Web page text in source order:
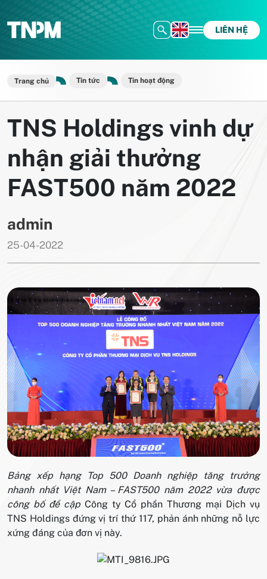
LIÊN HỆ
Trang chủ Tin tức Tin hoạt động
TNS Holdings vinh dự
nhận giải thưởng
FAST500 năm 2022
admin
25-04-2022
Bảng xếp hạng Top 500 Doanh nghiệp tăng trưởng
nhanh nhất Việt Nam – FAST500 năm 2022 vừa được
công bố đề cập Công ty Cổ phần Thương mại Dịch vụ
TNS Holdings đứng vị trí thứ 117, phản ánh những nỗ lực
xứng đáng của đơn vị này.